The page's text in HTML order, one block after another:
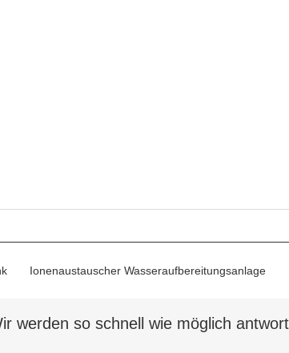
Ionenaustauscher Wasseraufbereitungsanlage
werden so schnell wie möglich